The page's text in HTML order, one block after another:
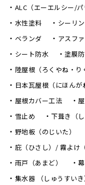
ALC（エーエルシー/パ
水性塗料
シーリ
ベランダ
アスフ
シート防水
塗膜
陸屋根（ろくやね・り
日本瓦屋根（にほんが
屋根カバー工法
雪止め
下葺き（
野地板（のじいた）
庇（ひさし）/ 霧よけ
雨戸（あまど）
集水器 （しゅうすい